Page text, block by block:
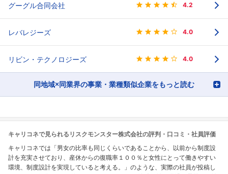
グーグル合同会社 4.2
レバレジーズ 4.0
リビン・テクノロジーズ 4.0
同地域×同業界の事業・業種類似企業をもっと読む
キャリコネで見られるリスクモンスター株式会社の評判・口コミ・社員評価
キャリコネでは「男女の比率も同じくらいであることから、以前から制度設
計を充実させており、産休からの復職率１００％と女性にとって働きやすい
環境、制度設計を実現していると考える。」のような、実際の社員が投稿し